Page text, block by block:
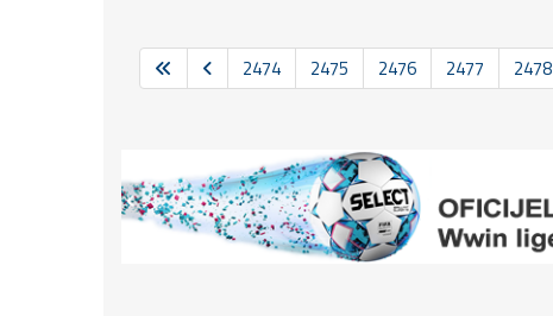
2474 2475 2476 2477 2478